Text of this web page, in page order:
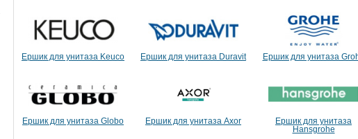
Ершик для унитаза Keuco Ершик для унитаза Duravit Ершик для унитаза
Ершик для унитаза Globo Ершик для унитаза Axor
Ершик для унитаза
Hansgrohe